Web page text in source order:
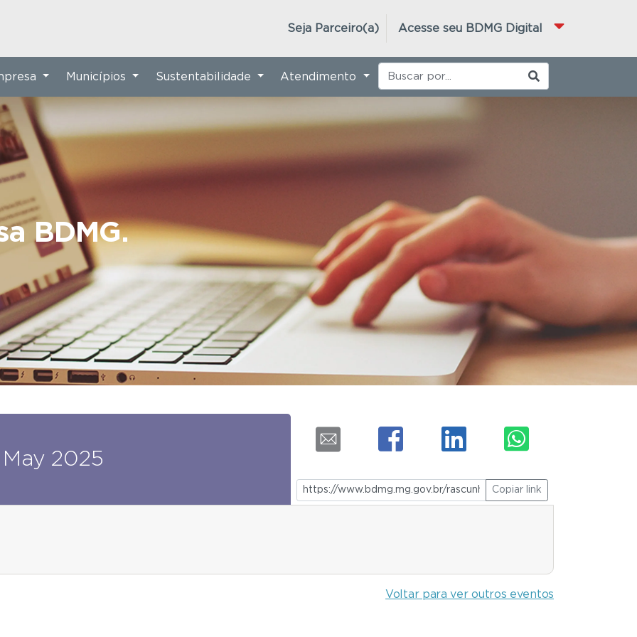
Acesse seu BDMG Digital
Seja Parceiro(a)
BDMG.
Municípios Sustentabilidade Atendimento
May 2025
Copiar link
Voltar para ver outros eventos